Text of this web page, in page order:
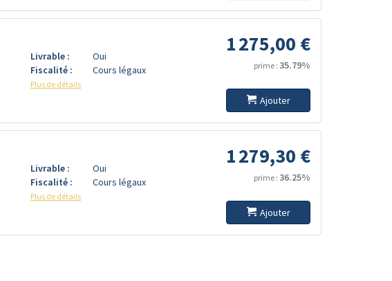
Livrable :
Oui
Fiscalité :
Cours légaux
Plus de détails
1 275,00 €
prime : 35.79%
Ajouter
Livrable :
Oui
Fiscalité :
Cours légaux
Plus de détails
1 279,30 €
prime : 36.25%
Ajouter